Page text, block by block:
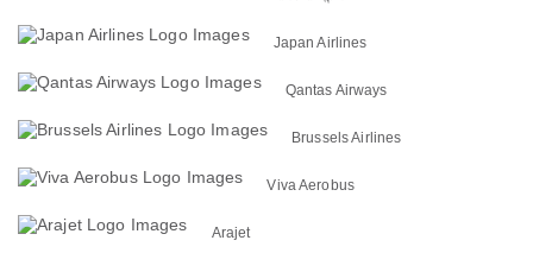
Japan Airlines
Qantas Airways
Brussels Airlines
Viva Aerobus
Arajet